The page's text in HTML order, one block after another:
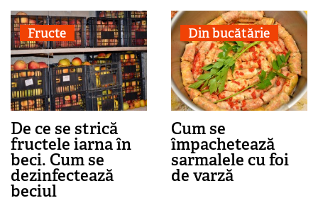
Fructe
De ce se strică
fructele iarna în
beci. Cum se
dezinfectează
beciul
Din bucătărie
Cum se
împachetează
sarmalele cu foi
de varză